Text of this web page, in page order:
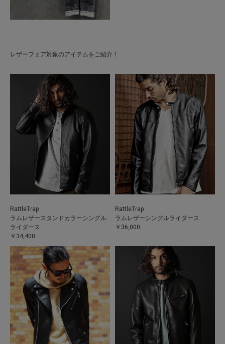
レザーフェア対象のアイテムをご紹介！
RattleTrap
ラムレザースタンドカラーシングル
ライダース
￥34,400
RattleTrap
ラムレザーシングルライダース
￥36,000